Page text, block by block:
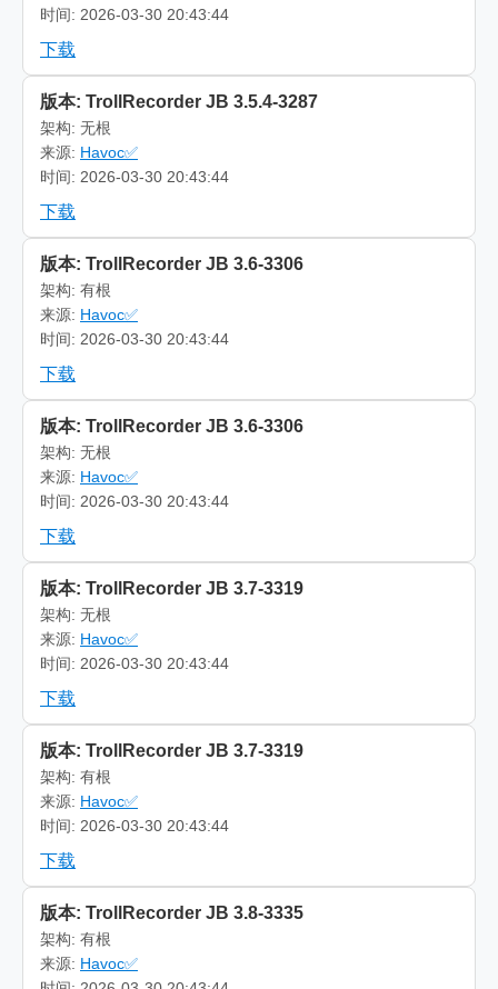
时间: 2026-03-30 20:43:44
下载
版本: TrollRecorder JB 3.5.4-3287
架构: 无根
来源: Havoc✅
时间: 2026-03-30 20:43:44
下载
版本: TrollRecorder JB 3.6-3306
架构: 有根
来源: Havoc✅
时间: 2026-03-30 20:43:44
下载
版本: TrollRecorder JB 3.6-3306
架构: 无根
来源: Havoc✅
时间: 2026-03-30 20:43:44
下载
版本: TrollRecorder JB 3.7-3319
架构: 无根
来源: Havoc✅
时间: 2026-03-30 20:43:44
下载
版本: TrollRecorder JB 3.7-3319
架构: 有根
来源: Havoc✅
时间: 2026-03-30 20:43:44
下载
版本: TrollRecorder JB 3.8-3335
架构: 有根
来源: Havoc✅